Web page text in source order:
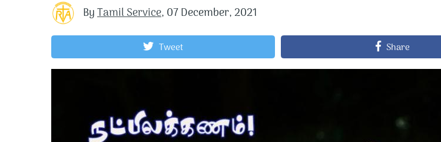
ByTamil Service, 07 December, 2021
Tweet Share